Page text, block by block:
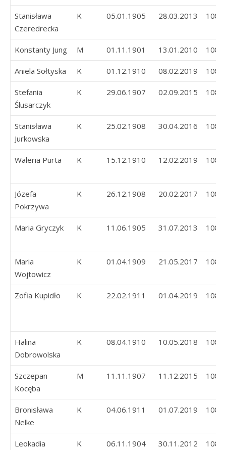
Stanisława
Czeredrecka
K 05.01.1905 28.03.2013 108
Konstanty Jung M 01.11.1901 13.01.2010 108
Aniela Sołtyska K 01.12.1910 08.02.2019 108
Stefania
Ślusarczyk
K 29.06.1907 02.09.2015 108
Stanisława
Jurkowska
K 25.02.1908 30.04.2016 108
Waleria Purta K 15.12.1910 12.02.2019 108
Józefa
Pokrzywa
K 26.12.1908 20.02.2017 108
Maria Gryczyk K 11.06.1905 31.07.2013 108
Maria
Wojtowicz
K 01.04.1909 21.05.2017 108
Zofia Kupidło K 22.02.1911 01.04.2019 108
Halina
Dobrowolska
K 08.04.1910 10.05.2018 108
Szczepan
Kocęba
M 11.11.1907 11.12.2015 108
Bronisława
Nelke
K 04.06.1911 01.07.2019 108
Leokadia
K 06.11.1904 30.11.2012 108